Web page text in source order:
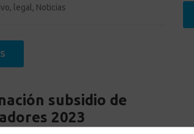
, legal , Noticias
subsidio de
2023